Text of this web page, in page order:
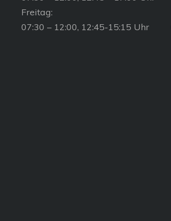
Freitag:
07:30 – 12:00, 12:45-15:15 Uhr